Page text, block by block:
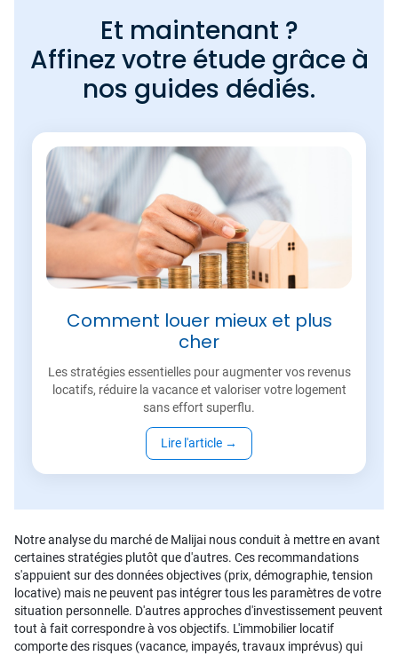
Et maintenant ?
Affinez votre étude grâce à
nos guides dédiés.
Comment louer mieux et plus
cher
Les stratégies essentielles pour augmenter vos revenus
locatifs, réduire la vacance et valoriser votre logement
sans effort superflu.
Lire l'article →
Notre analyse du marché de Malijai nous conduit à mettre en avant
certaines stratégies plutôt que d'autres. Ces recommandations
s'appuient sur des données objectives (prix, démographie, tension
locative) mais ne peuvent pas intégrer tous les paramètres de votre
situation personnelle. D'autres approches d'investissement peuvent
tout à fait correspondre à vos objectifs. L'immobilier locatif
comporte des risques (vacance, impayés, travaux imprévus) qui